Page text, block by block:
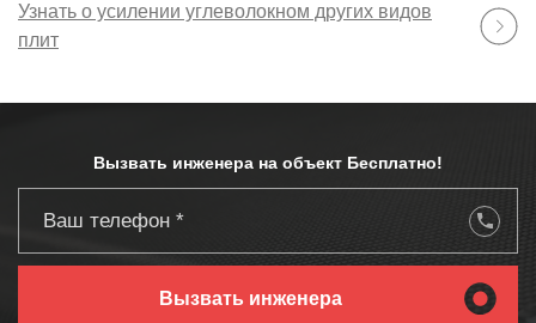
Узнать о усилении углеволокном других видов
плит
Вызвать инженера на объект Бесплатно!
Вызвать инженера